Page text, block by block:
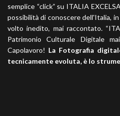
semplice “click” su ITALIA
possibilità di conoscere dell'Italia,
volto inedito, mai raccontato.
Patrimonio Culturale Digitale
Capolavoro! La Fotografia
tecnicamente evoluta, è lo